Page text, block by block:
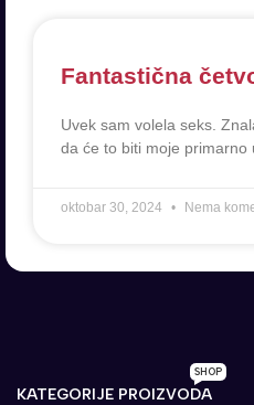
Fantastična
Uvek sam volela seks.
da će to biti moje primarno
oktobar 30, 2024 Nema
KATEGORIJE PROIZVODA
SHOP